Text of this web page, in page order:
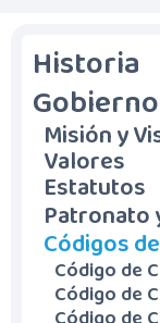
Historia
Gobierno
Misión y
Valores
Estatutos
Patronato
Códigos
Código de
Código de